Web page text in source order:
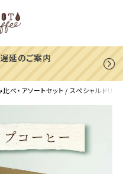
延のご案内
べ・アソートセット スペシャルドリ